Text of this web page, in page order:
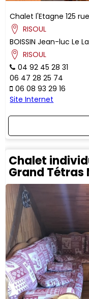
Chalet l'Etagne 125
RISOUL
BOISSIN Jean-luc Le
RISOUL
04 92 45 28 31
06 47 28 25 74
06 08 93 29 16
Site Internet
Chalet
Grand Tétras